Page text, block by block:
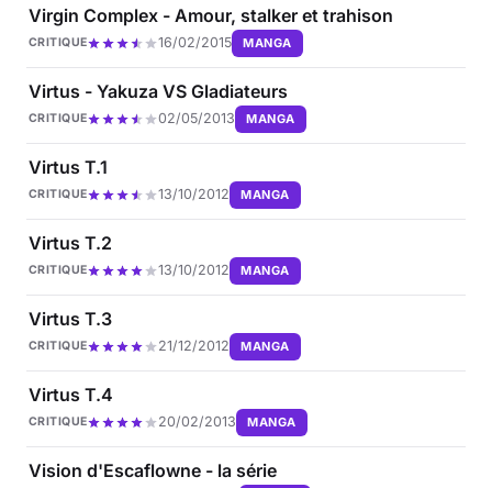
Virgin Complex - Amour, stalker et trahison
CRITIQUE 16/02/2015 MANGA
Virtus - Yakuza VS Gladiateurs
CRITIQUE 02/05/2013 MANGA
Virtus T.1
CRITIQUE 13/10/2012 MANGA
Virtus T.2
CRITIQUE 13/10/2012 MANGA
Virtus T.3
CRITIQUE 21/12/2012 MANGA
Virtus T.4
CRITIQUE 20/02/2013 MANGA
Vision d'Escaflowne - la série